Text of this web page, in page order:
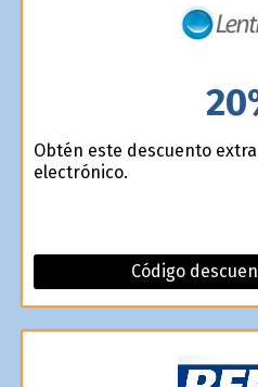
Obtén este descuento
electrónico.
Código